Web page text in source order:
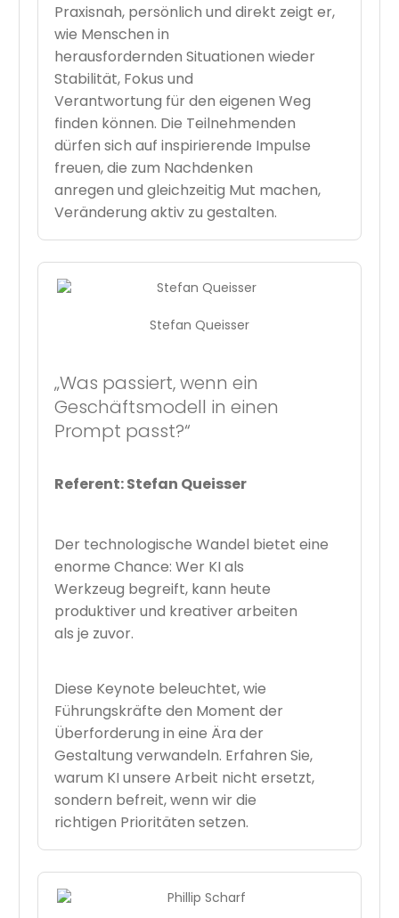
Praxisnah, persönlich und direkt zeigt er,
wie Menschen in
herausfordernden Situationen wieder
Stabilität, Fokus und
Verantwortung für den eigenen Weg
finden können. Die Teilnehmenden
dürfen sich auf inspirierende Impulse
freuen, die zum Nachdenken
anregen und gleichzeitig Mut machen,
Veränderung aktiv zu gestalten.
Stefan Queisser
„Was passiert, wenn ein
Geschäftsmodell in einen
Prompt passt?“
Referent: Stefan Queisser
Der technologische Wandel bietet eine
enorme Chance: Wer KI als
Werkzeug begreift, kann heute
produktiver und kreativer arbeiten
als je zuvor.
Diese Keynote beleuchtet, wie
Führungskräfte den Moment der
Überforderung in eine Ära der
Gestaltung verwandeln. Erfahren Sie,
warum KI unsere Arbeit nicht ersetzt,
sondern befreit, wenn wir die
richtigen Prioritäten setzen.